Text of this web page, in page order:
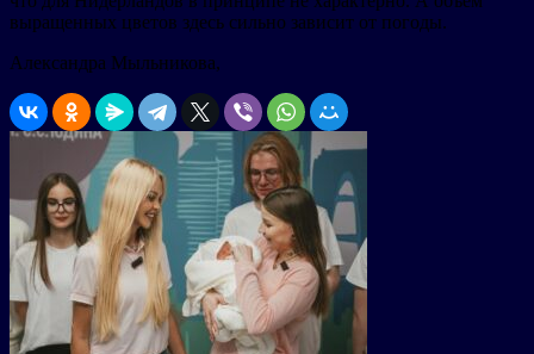
выращенных цветов здесь сильно зависит от погоды.
Александра Мыльникова,